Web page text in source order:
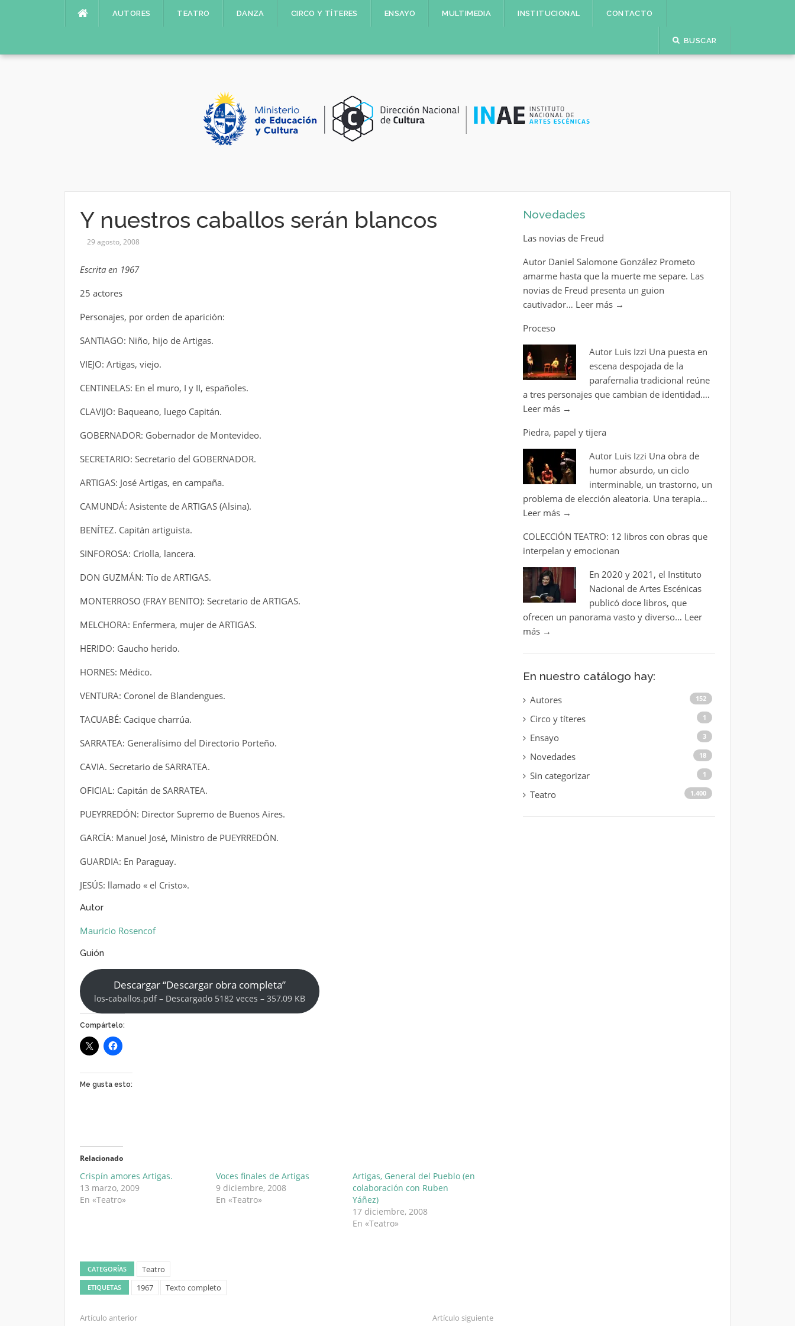
AUTORES TEATRO DANZA CIRCO Y TÍTERES ENSAYO MULTIMEDIA INSTITUCIONAL CONTACTO
BUSCAR
Y nuestros caballos serán blancos
29 agosto, 2008
Escrita en 1967
25 actores
Personajes, por orden de aparición:
SANTIAGO: Niño, hijo de Artigas.
VIEJO: Artigas, viejo.
CENTINELAS: En el muro, I y II, españoles.
CLAVIJO: Baqueano, luego Capitán.
GOBERNADOR: Gobernador de Montevideo.
SECRETARIO: Secretario del GOBERNADOR.
ARTIGAS: José Artigas, en campaña.
CAMUNDÁ: Asistente de ARTIGAS (Alsina).
BENÍTEZ. Capitán artiguista.
SINFOROSA: Criolla, lancera.
DON GUZMÁN: Tío de ARTIGAS.
MONTERROSO (FRAY BENITO): Secretario de ARTIGAS.
MELCHORA: Enfermera, mujer de ARTIGAS.
HERIDO: Gaucho herido.
HORNES: Médico.
VENTURA: Coronel de Blandengues.
TACUABÉ: Cacique charrúa.
SARRATEA: Generalísimo del Directorio Porteño.
CAVIA. Secretario de SARRATEA.
OFICIAL: Capitán de SARRATEA.
PUEYRREDÓN: Director Supremo de Buenos Aires.
GARCÍA: Manuel José, Ministro de PUEYRREDÓN.
GUARDIA: En Paraguay.
JESÚS: llamado « el Cristo».
Autor
Mauricio Rosencof
Guión
Descargar “Descargar obra completa”
los-caballos.pdf – Descargado 5182 veces – 357,09 KB
Compártelo:
Me gusta esto:
Relacionado
Crispín amores Artigas.
13 marzo, 2009
En «Teatro»
Voces finales de Artigas
9 diciembre, 2008
En «Teatro»
Artigas, General del Pueblo (en
colaboración con Ruben
Yáñez)
17 diciembre, 2008
En «Teatro»
CATEGORÍAS Teatro
ETIQUETAS 1967 Texto completo
Artículo anterior
Artículo siguiente
Novedades
Las novias de Freud
Autor Daniel Salomone González Prometo
amarme hasta que la muerte me separe. Las
novias de Freud presenta un guion
cautivador… Leer más →
Proceso
Autor Luis Izzi Una puesta en
escena despojada de la
parafernalia tradicional reúne
a tres personajes que cambian de identidad.…
Leer más →
Piedra, papel y tijera
Autor Luis Izzi Una obra de
humor absurdo, un ciclo
interminable, un trastorno, un
problema de elección aleatoria. Una terapia…
Leer más →
COLECCIÓN TEATRO: 12 libros con obras que
interpelan y emocionan
En 2020 y 2021, el Instituto
Nacional de Artes Escénicas
publicó doce libros, que
ofrecen un panorama vasto y diverso… Leer
más →
En nuestro catálogo hay:
Autores 152
Circo y títeres 1
Ensayo 3
Novedades 18
Sin categorizar 1
Teatro 1.400